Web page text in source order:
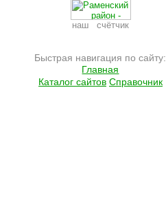
наш счётчик
Быстрая навигация по сайту:
Главная
Каталог сайтов Справочник